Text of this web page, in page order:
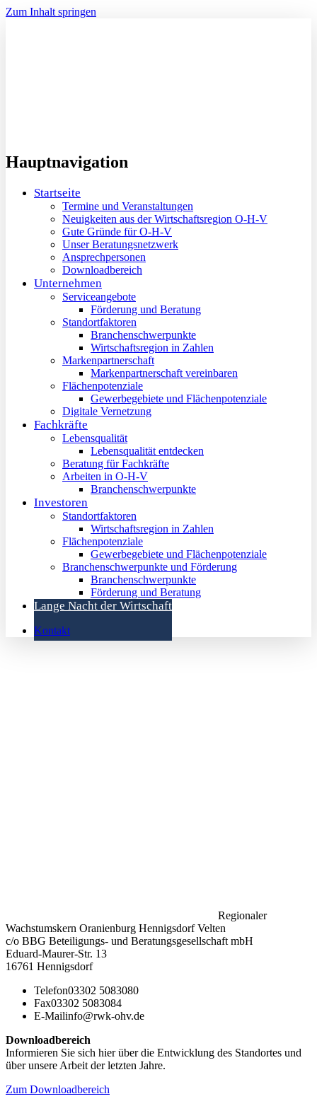
Zum Inhalt springen
Hauptnavigation
Startseite
Termine und Veranstaltungen
Neuigkeiten aus der Wirtschaftsregion O-H-V
Gute Gründe für O-H-V
Unser Beratungsnetzwerk
Ansprechpersonen
Downloadbereich
Unternehmen
Serviceangebote
Förderung und Beratung
Standortfaktoren
Branchenschwerpunkte
Wirtschaftsregion in Zahlen
Markenpartnerschaft
Markenpartnerschaft vereinbaren
Flächenpotenziale
Gewerbegebiete und Flächenpotenziale
Digitale Vernetzung
Fachkräfte
Lebensqualität
Lebensqualität entdecken
Beratung für Fachkräfte
Arbeiten in O-H-V
Branchenschwerpunkte
Investoren
Standortfaktoren
Wirtschaftsregion in Zahlen
Flächenpotenziale
Gewerbegebiete und Flächenpotenziale
Branchenschwerpunkte und Förderung
Branchenschwerpunkte
Förderung und Beratung
Lange Nacht der Wirtschaft
Kontakt
Regionaler
Wachstumskern Oranienburg Hennigsdorf Velten
c/o BBG Beteiligungs- und Beratungsgesellschaft mbH
Eduard-Maurer-Str. 13
16761 Hennigsdorf
Telefon03302 5083080
Fax03302 5083084
E-Mailinfo@rwk-ohv.de
Downloadbereich
Informieren Sie sich hier über die Entwicklung des Standortes und
über unsere Arbeit der letzten Jahre.
Zum Downloadbereich